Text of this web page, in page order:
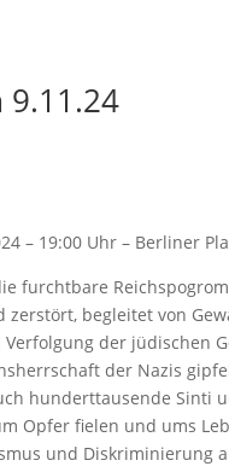
9.11.24
– 19:00 Uhr – Berliner
furchtbare
begleitet von
der jüdischen
der Nazis
hunderttausende Sinti
Opfer fielen und ums
und Diskriminierung